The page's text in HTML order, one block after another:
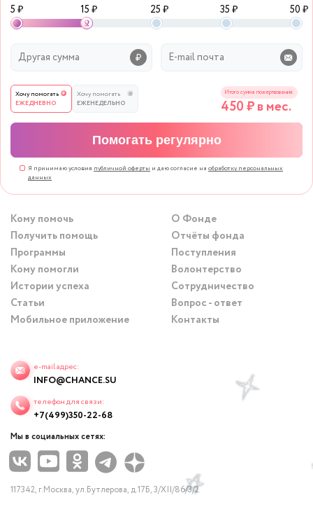
5 ₽ 15 ₽ 25 ₽ 35 ₽ 50 ₽
Хочу помогать
ЕЖЕДНЕВНО
Хочу помогать
ЕЖЕНЕДЕЛЬНО
Итого сумма пожертвования:
450₽ в мес.
Помогать регулярно
Я принимаю условия публичной оферты и даю согласие на обработку персональных
данных
Кому помочь
Получить помощь
Программы
Кому помогли
Истории успеха
Статьи
Мобильное приложение
О Фонде
Отчёты фонда
Поступления
Волонтерство
Сотрудничество
Вопрос - ответ
Контакты
e-mail адрес:
INFO@CHANCE.SU
телефон для связи:
+7(499)350-22-68
Мы в социальных сетях:
117342, г.Москва, ул.Бутлерова, д.17Б, 3/XII/86/3/2